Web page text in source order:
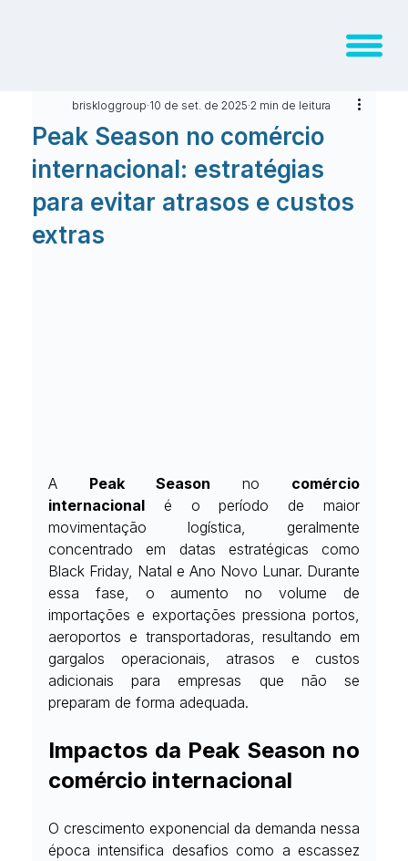
Peak Season no comércio
internacional: estratégias
para evitar atrasos e custos
extras
briskloggroup 10 de set. de 2025 2 min de leitura
A Peak Season no comércio
internacional é o período de maior
movimentação logística, geralmente
concentrado em datas estratégicas como
Black Friday, Natal e Ano Novo Lunar. Durante
essa fase, o aumento no volume de
importações e exportações pressiona portos,
aeroportos e transportadoras, resultando em
gargalos operacionais, atrasos e custos
adicionais para empresas que não se
preparam de forma adequada.
Impactos da Peak Season no
comércio internacional
O crescimento exponencial da demanda nessa
época intensifica desafios como a escassez